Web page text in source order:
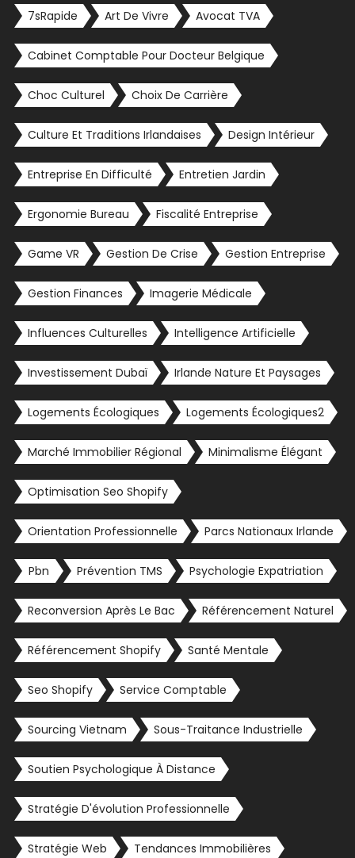
7sRapide Art De Vivre Avocat TVA
Cabinet Comptable Pour Docteur Belgique
Choc Culturel Choix De Carrière
Culture Et Traditions Irlandaises Design Intérieur
Entreprise En Difficulté Entretien Jardin
Ergonomie Bureau Fiscalité Entreprise
Game VR Gestion De Crise Gestion Entreprise
Gestion Finances Imagerie Médicale
Influences Culturelles Intelligence Artificielle
Investissement Dubaï Irlande Nature Et Paysages
Logements Écologiques Logements Écologiques2
Marché Immobilier Régional Minimalisme Élégant
Optimisation Seo Shopify
Orientation Professionnelle Parcs Nationaux Irlande
Pbn Prévention TMS Psychologie Expatriation
Reconversion Après Le Bac Référencement Naturel
Référencement Shopify Santé Mentale
Seo Shopify Service Comptable
Sourcing Vietnam Sous-Traitance Industrielle
Soutien Psychologique À Distance
Stratégie D'évolution Professionnelle
Stratégie Web Tendances Immobilières